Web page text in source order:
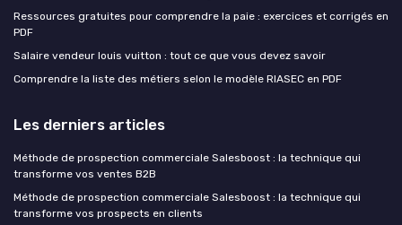
Ressources gratuites pour comprendre la paie : exercices et corrigés en
PDF
Salaire vendeur louis vuitton : tout ce que vous devez savoir
Comprendre la liste des métiers selon le modèle RIASEC en PDF
Les derniers articles
Méthode de prospection commerciale Salesboost : la technique qui
transforme vos ventes B2B
Méthode de prospection commerciale Salesboost : la technique qui
transforme vos prospects en clients